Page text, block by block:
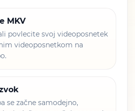
MKV
povlecite svoj videoposnetek
videoposnetkom na
se začne samodejno,